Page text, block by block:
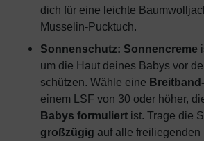
dich für eine leichte
Musselin-Pucktuch.
Sonnenschutz: Sonnencreme
um die Haut deines Babys vor
schützen. Wähle eine
einem LSF von 30 oder höher,
Babys formuliert ist. Trage die
großzügig auf alle freiliegenden